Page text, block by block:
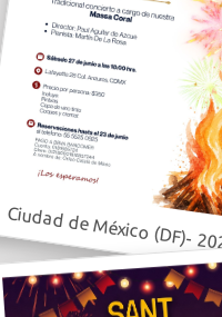
Ciudad de México (DF)-